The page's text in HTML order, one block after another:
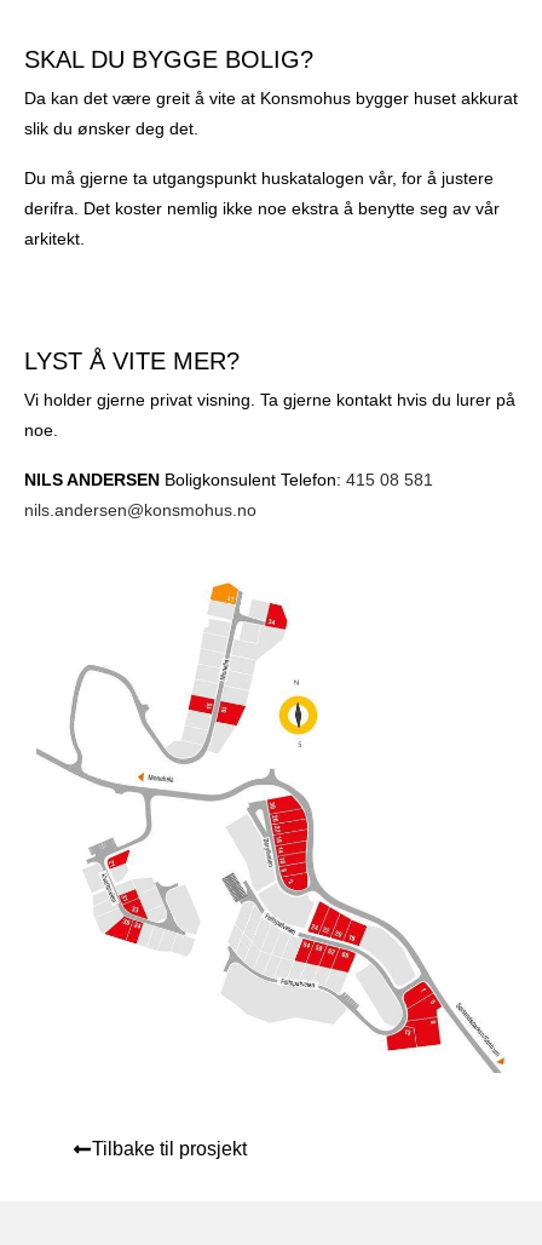
SKAL DU BYGGE BOLIG?
Da kan det være greit å vite at Konsmohus bygger huset akkurat
slik du ønsker deg det.
Du må gjerne ta utgangspunkt huskatalogen vår, for å justere
derifra. Det koster nemlig ikke noe ekstra å benytte seg av vår
arkitekt.
LYST Å VITE MER?
Vi holder gjerne privat visning. Ta gjerne kontakt hvis du lurer på
noe.
NILS ANDERSEN Boligkonsulent Telefon: 415 08 581
nils.andersen@konsmohus.no
Tilbake til prosjekt